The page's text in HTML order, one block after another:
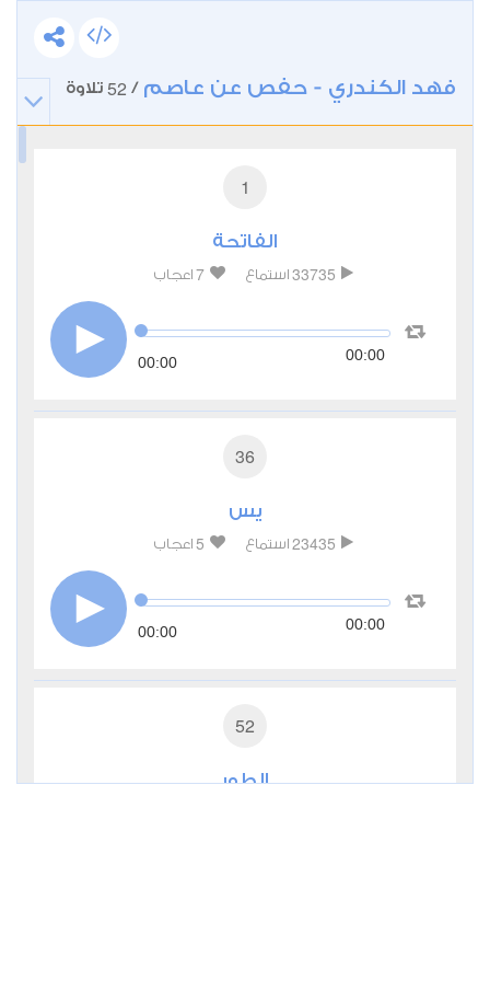
فهد الكندري - حفص عن عاصم /
52 تلاوة
1
الفاتحة
33735 استماع 7 اعجاب
00:00 00:00
36
يس
23435 استماع 5 اعجاب
00:00 00:00
52
الطور